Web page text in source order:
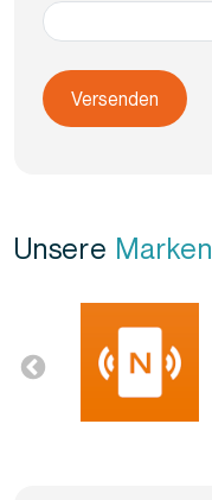
Unsere Marken